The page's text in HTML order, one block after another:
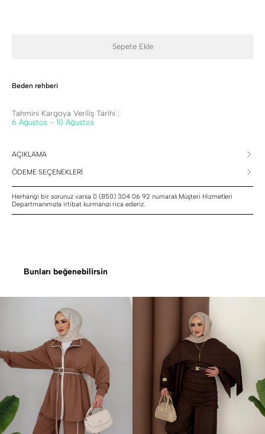
Sepete Ekle
Beden rehberi
Tahmini Kargoya Veriliş Tarihi :
6 Ağustos - 10 Ağustos
AÇIKLAMA
ÖDEME SEÇENEKLERİ
Herhangi bir sorunuz varsa 0 (850) 304 06 92 numaralı Müşteri Hizmetleri
Departmanımızla irtibat kurmanızı rica ederiz.
Bunları beğenebilirsin